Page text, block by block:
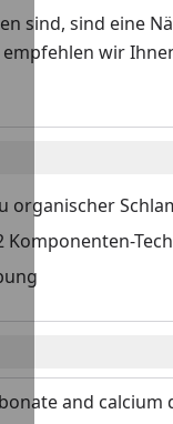
sind, sind eine
wir
organischer
Komponenten-
and